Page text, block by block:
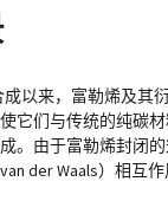
成以来，富勒烯及其
它们与传统的纯碳
。由于富勒烯封闭
der Waals）相互